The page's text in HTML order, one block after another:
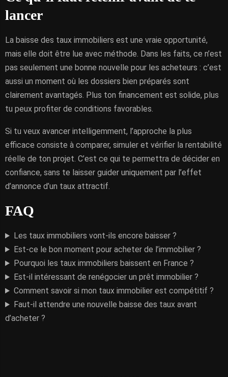
lancer
La baisse des taux immobiliers est une vraie opportunité,
mais elle doit être lue avec méthode. Dans les faits, ce n’est
pas seulement une bonne nouvelle pour les acheteurs : c’est
aussi un moment où les dossiers bien préparés sont
clairement avantagés. Plus ton financement est solide, plus
tu peux profiter de conditions favorables.
Si tu veux avancer intelligemment, l’approche la plus
efficace consiste à comparer, simuler et vérifier la rentabilité
réelle de ton projet. C’est ce qui te permettra de décider en
confiance, sans te laisser guider uniquement par l’effet
d’annonce d’un taux attractif.
FAQ
Les taux immobiliers vont-ils encore baisser ?
Est-ce le bon moment pour acheter de l’immobilier ?
Pourquoi les taux immobiliers baissent en France ?
Est-il intéressant de renégocier un prêt immobilier ?
Comment savoir si mon taux immobilier est compétitif ?
Faut-il attendre une nouvelle baisse des taux avant
d’acheter ?